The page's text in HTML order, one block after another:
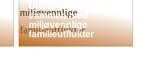
Utforske naturen
sammen med
miljøvennlige
familieutflukter